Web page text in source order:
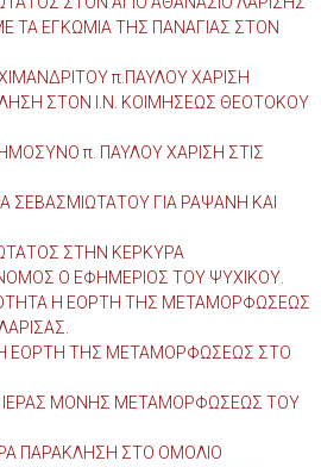
ΤΑ ΕΓΚΩΜΙΑ ΤΗΣ ΠΑΝΑΓΙΑΣ ΣΤΟΝ
π.ΠΑΥΛΟΥ ΧΑΡΙΣΗ
ΣΤΟΝ Ι.Ν. ΚΟΙΜΗΣΕΩΣ ΘΕΟΤΟΚΟΥ
π. ΠΑΥΛΟΥ ΧΑΡΙΣΗ ΣΤΙΣ
ΣΕΒΑΣΜΙΩΤΑΤΟΥ ΓΙΑ ΡΑΨΑΝΗ ΚΑΙ
ΣΤΗΝ ΚΕΡΚΥΡΑ
Ο ΕΦΗΜΕΡΙΟΣ ΤΟΥ ΨΥΧΙΚΟΥ.
Η ΕΟΡΤΗ ΤΗΣ ΜΕΤΑΜΟΡΦΩΣΕΩΣ
ΕΟΡΤΗ ΤΗΣ ΜΕΤΑΜΟΡΦΩΣΕΩΣ ΣΤΟ
ΙΕΡΑΣ ΜΟΝΗΣ ΜΕΤΑΜΟΡΦΩΣΕΩΣ ΤΟΥ
ΠΑΡΑΚΛΗΣΗ ΣΤΟ ΟΜΟΛΙΟ